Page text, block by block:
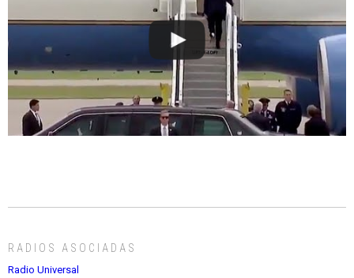
RADIOS ASOCIADAS
Radio Universal